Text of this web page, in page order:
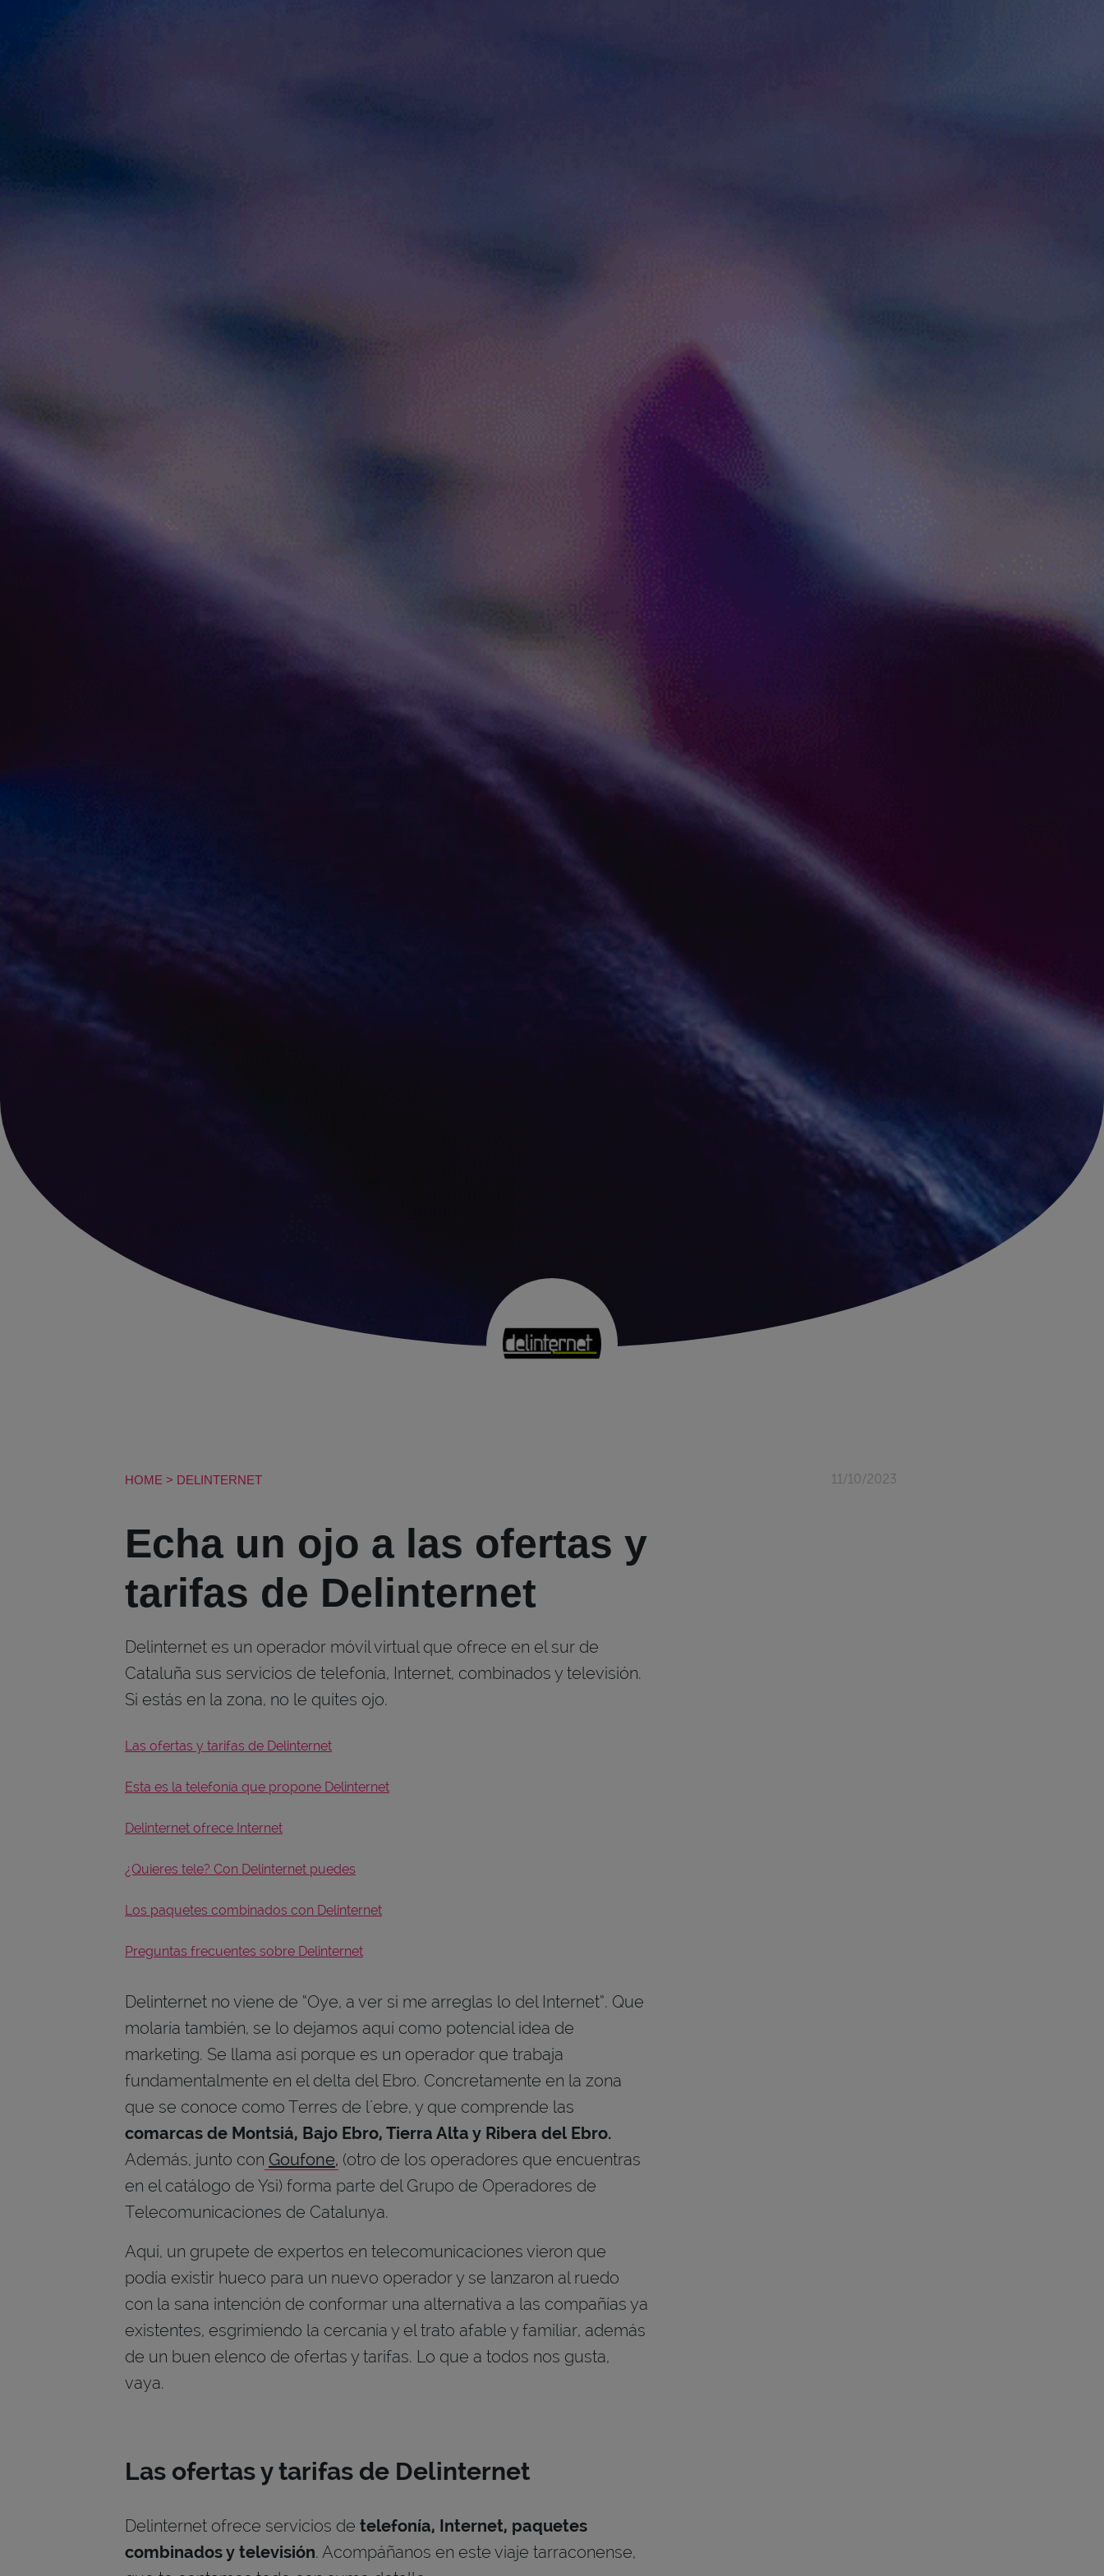
HOME > DELINTERNET
Echa un ojo a las ofertas y
tarifas de Delinternet
Delinternet es un operador móvil virtual que ofrece en el sur de
Cataluña sus servicios de telefonía, Internet, combinados y televisión.
Si estás en la zona, no le quites ojo.
Las ofertas y tarifas de Delinternet
Esta es la telefonía que propone Delinternet
Delinternet ofrece Internet
¿Quieres tele? Con Delinternet puedes
Los paquetes combinados con Delinternet
Preguntas frecuentes sobre Delinternet
Delinternet no viene de “Oye, a ver si me arreglas lo del Internet”. Que
molaría también, se lo dejamos aquí como potencial idea de
marketing. Se llama así porque es un operador que trabaja
fundamentalmente en el delta del Ebro. Concretamente en la zona
que se conoce como Terres de l´ebre, y que comprende las
comarcas de Montsiá, Bajo Ebro, Tierra Alta y Ribera del Ebro.
Además, junto con Goufone, (otro de los operadores que encuentras
en el catálogo de Ysi) forma parte del Grupo de Operadores de
Telecomunicaciones de Catalunya.
Aquí, un grupete de expertos en telecomunicaciones vieron que
podía existir hueco para un nuevo operador y se lanzaron al ruedo
con la sana intención de conformar una alternativa a las compañías ya
existentes, esgrimiendo la cercanía y el trato afable y familiar, además
de un buen elenco de ofertas y tarifas. Lo que a todos nos gusta,
vaya.
Las ofertas y tarifas de Delinternet
Delinternet ofrece servicios de telefonía, Internet, paquetes
combinados y televisión. Acompáñanos en este viaje tarraconense,
11/10/2023